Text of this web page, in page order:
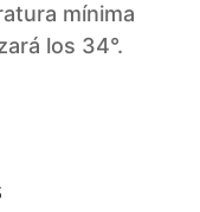
mínima
los 34°.